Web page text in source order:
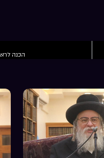
הכנה